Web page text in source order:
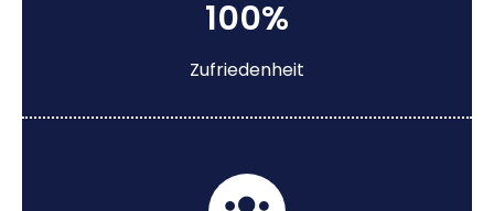
100%
Zufriedenheit